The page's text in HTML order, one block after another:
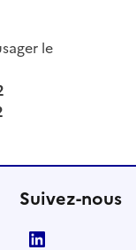
le
Suivez-nous